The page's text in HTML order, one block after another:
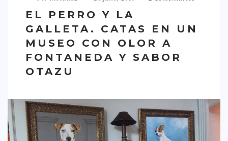
DISTRITO SALAMANCA
DISTRITO TETUÁN
OTROS
TIPO DE COMIDA
ASIÁTICA
CARNES
EL PERRO Y LA
GALLETA. CATAS EN UN
MUSEO CON OLOR A
FONTANEDA Y SABOR
OTAZU